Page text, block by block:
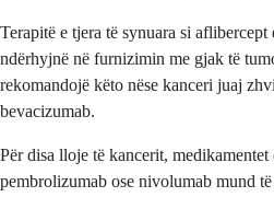
Terapitë e tjera të synuara si
ndërhyjnë në furnizimin me gjak të
rekomandojë këto nëse kanceri juaj
bevacizumab.
Për disa lloje të kancerit, medikamentet
pembrolizumab ose nivolumab mund